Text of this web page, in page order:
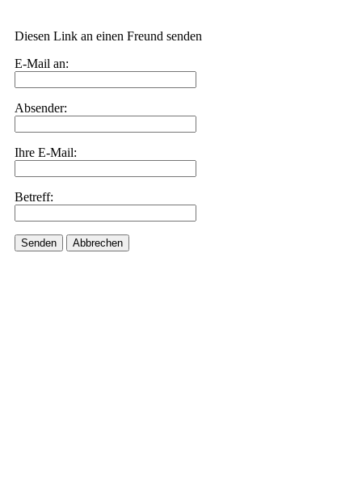
Diesen Link an einen Freund senden
E-Mail an:
Absender:
Ihre E-Mail:
Betreff:
Senden Abbrechen